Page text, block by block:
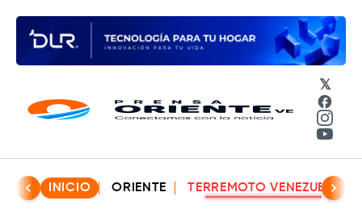
𝕏
INICIO ORIENTE TERREMOTO VENEZUELA